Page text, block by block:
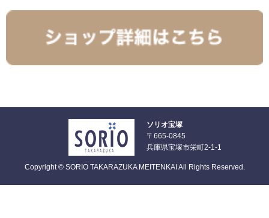
ソリオ宝塚
〒665-0845
兵庫県宝塚市栄町2-1-1
Copyright © SORIO TAKARAZUKA MEITENKAI All Rights Reserved.